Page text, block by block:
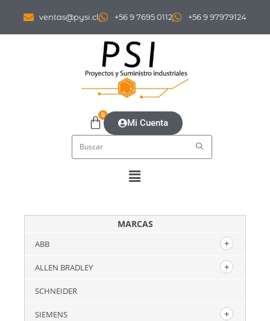
ventas@pysi.cl +56 9 7695 0112 +56 9 97979124
0
Mi Cuenta
MARCAS
ABB
ALLEN BRADLEY
SCHNEIDER
SIEMENS